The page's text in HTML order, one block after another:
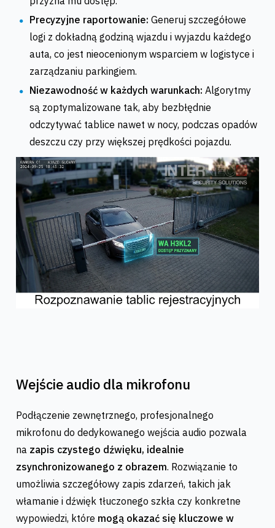
Precyzyjne raportowanie: Generuj szczegółowe
logi z dokładną godziną wjazdu i wyjazdu każdego
auta, co jest nieocenionym wsparciem w logistyce i
zarządzaniu parkingiem.
Niezawodność w każdych warunkach: Algorytmy
są zoptymalizowane tak, aby bezbłędnie
odczytywać tablice nawet w nocy, podczas opadów
deszczu czy przy większej prędkości pojazdu.
Wejście audio dla mikrofonu
Podłączenie zewnętrznego, profesjonalnego
mikrofonu do dedykowanego wejścia audio pozwala
na zapis czystego dźwięku, idealnie
zsynchronizowanego z obrazem. Rozwiązanie to
umożliwia szczegółowy zapis zdarzeń, takich jak
włamanie i dźwięk tłuczonego szkła czy konkretne
wypowiedzi, które mogą okazać się kluczowe w